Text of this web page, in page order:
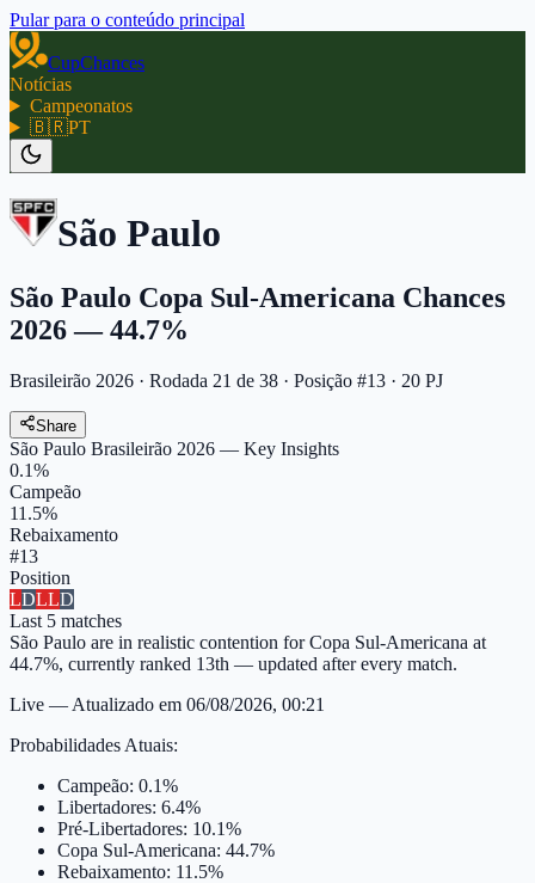
Pular para o conteúdo principal
CupChances
Notícias
Campeonatos
🇧🇷PT
São Paulo
São Paulo Copa Sul-Americana Chances
2026 — 44.7%
Brasileirão 2026 · Rodada 21 de 38 · Posição #13 · 20 PJ
Share
São Paulo Brasileirão 2026 — Key Insights
0.1%
Campeão
11.5%
Rebaixamento
#13
Position
LDLLD
Last 5 matches
São Paulo are in realistic contention for Copa Sul-Americana at
44.7%, currently ranked 13th — updated after every match.
Live — Atualizado em 06/08/2026, 00:21
Probabilidades Atuais:
Campeão: 0.1%
Libertadores: 6.4%
Pré-Libertadores: 10.1%
Copa Sul-Americana: 44.7%
Rebaixamento: 11.5%